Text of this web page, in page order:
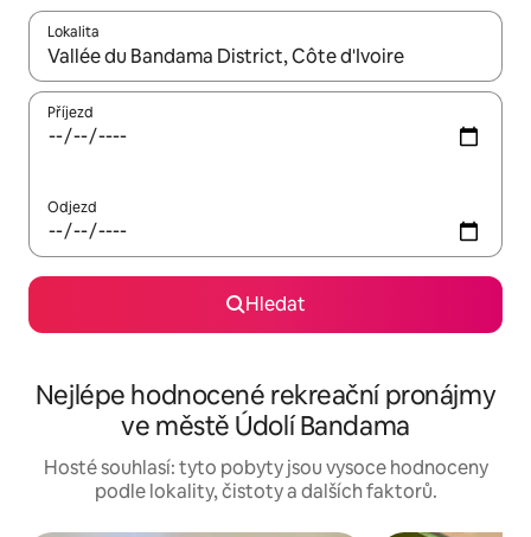
Lokalita
Až budou výsledky k dispozici, můžeš si je procházet pomocí
Příjezd
Odjezd
Hledat
Nejlépe hodnocené rekreační pronájmy
ve městě Údolí Bandama
Hosté souhlasí: tyto pobyty jsou vysoce hodnoceny
podle lokality, čistoty a dalších faktorů.